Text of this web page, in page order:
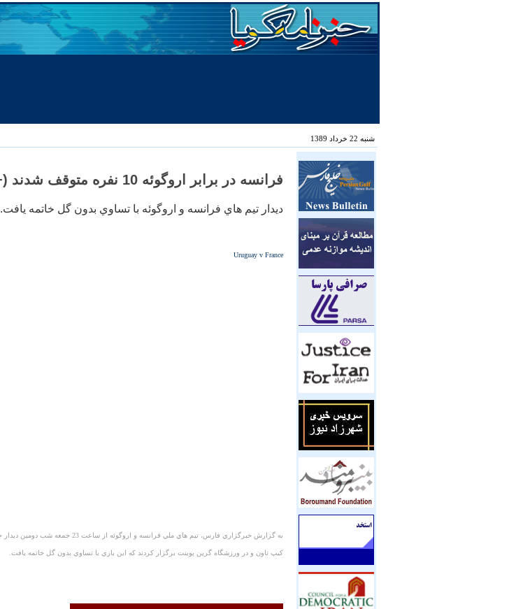
شنبه 22 خرداد 1389
فرانسه در برابر اروگوئه 10 نفره متوقف شدند (+ ویدئو)، فارس
ديدار تيم هاي فرانسه و اروگوئه با تساوي بدون گل خاتمه يافت.
Uruguay v France
كيپ تاون و در ورزشگاه گرين پوينت برگزار كردند كه اين بازي با تساوي بدون گل خاتمه يافت.